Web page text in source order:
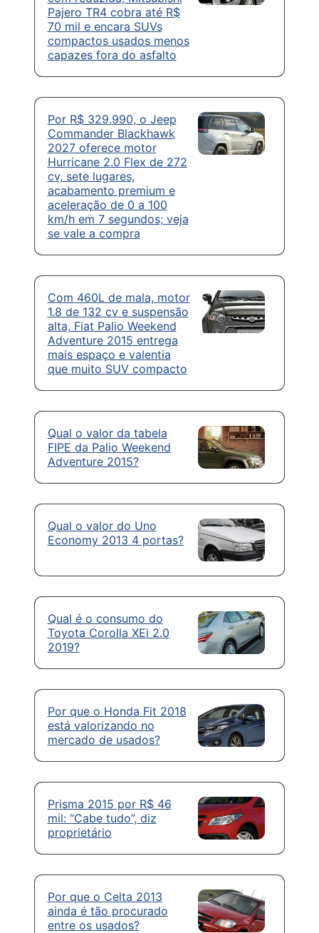
Pajero TR4 cobra até R$
70 mil e encara SUVs
compactos usados menos
capazes fora do asfalto
Por R$ 329.990, o Jeep
Commander Blackhawk
2027 oferece motor
Hurricane 2.0 Flex de 272
cv, sete lugares,
acabamento premium e
aceleração de 0 a 100
km/h em 7 segundos; veja
se vale a compra
Com 460L de mala, motor
1.8 de 132 cv e suspensão
alta, Fiat Palio Weekend
Adventure 2015 entrega
mais espaço e valentia
que muito SUV compacto
Qual o valor da tabela
FIPE da Palio Weekend
Adventure 2015?
Qual o valor do Uno
Economy 2013 4 portas?
Qual é o consumo do
Toyota Corolla XEi 2.0
2019?
Por que o Honda Fit 2018
está valorizando no
mercado de usados?
Prisma 2015 por R$ 46
mil: “Cabe tudo”, diz
proprietário
Por que o Celta 2013
ainda é tão procurado
entre os usados?